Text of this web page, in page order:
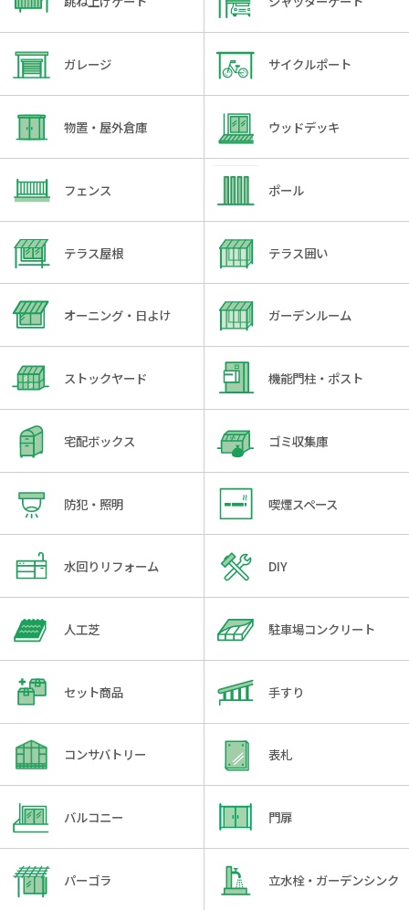
ガレージ サイクルポート
物置・屋外倉庫 ウッドデッキ
フェンス ポール
テラス屋根 テラス囲い
オーニング・日よけ ガーデンルーム
ストックヤード 機能門柱・ポスト
宅配ボックス ゴミ収集庫
防犯・照明 喫煙スペース
水回りリフォーム DIY
人工芝 駐車場コンクリート
セット商品 手すり
コンサバトリー 表札
バルコニー 門扉
パーゴラ 立水栓・ガーデンシンク